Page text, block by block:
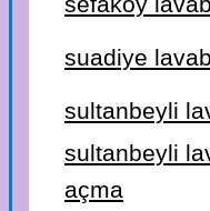
suadiye
sultanbeyli
sultanbeyli
açma